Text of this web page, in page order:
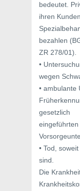
bedeutet.
ihren
bezahlen
ZR 278/01).
•
wegen
• ambulante
gesetzlich
• Tod,
sind.
Die